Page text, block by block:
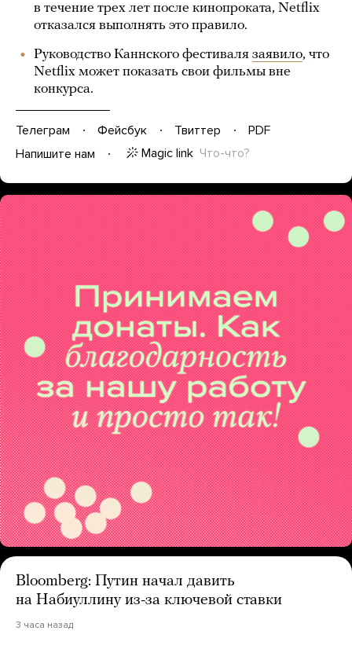
в течение трех лет после кинопроката, Netflix
отказался выполнять это правило.
Руководство Каннского фестиваля заявило, что
Netflix может показать свои фильмы вне
конкурса.
Телеграм Фейсбук Твиттер
PDF
Напишите нам
Magic link Что-что?
Bloomberg: Путин начал давить
на Набиуллину из-за ключевой ставки
3 часа назад